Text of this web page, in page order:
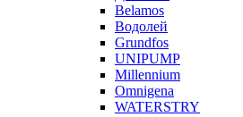
Belamos
Водолей
Grundfos
UNIPUMP
Millennium
Omnigena
WATERSTRY